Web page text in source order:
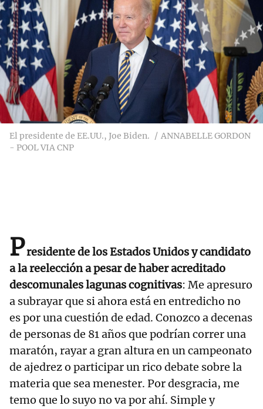
El presidente de EE.UU., Joe Biden.
ANNABELLE GORDON
- POOL VIA CNP
Presidente de los Estados Unidos y candidato
a la reelección a pesar de haber acreditado
descomunales lagunas cognitivas: Me apresuro
a subrayar que si ahora está en entredicho no
es por una cuestión de edad. Conozco a decenas
de personas de 81 años que podrían correr una
maratón, rayar a gran altura en un campeonato
de ajedrez o participar un rico debate sobre la
materia que sea menester. Por desgracia, me
temo que lo suyo no va por ahí. Simple y